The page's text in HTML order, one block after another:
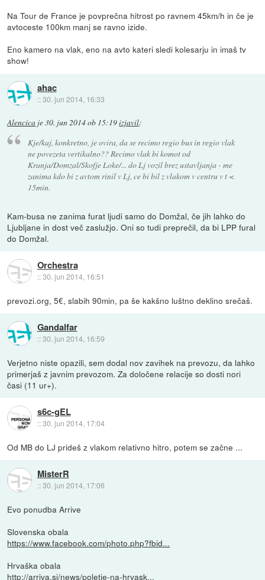
Na Tour de France je povprečna hitrost po ravnem 45km/h in če je
avtoceste 100km manj se ravno izide.
Eno kamero na vlak, eno na avto kateri sledi kolesarju in imaš tv
show!
ahac
::30. jun 2014, 16:33
Alencica je30. jun 2014 ob 15:19izjavil:
Kje/kaj, konkretno, je ovira, da se recimo regio bus in regio vlak
ne povezeta vertikalno?? Recimo vlak bi komot od
Kranja/Domzal/Skofje Loke/... do Lj vozil brez ustavljanja - me
zanima kdo bi z avtom rinil v Lj, ce bi bil z vlakom v centru v t <
15min.
Kam-busa ne zanima furat ljudi samo do Domžal, če jih lahko do
Ljubljane in dost več zaslužjo. Oni so tudi preprečil, da bi LPP fural
do Domžal.
Orchestra
::30. jun 2014, 16:51
prevozi.org, 5€, slabih 90min, pa še kakšno luštno deklino srečaš.
Gandalfar
::30. jun 2014, 16:59
Verjetno niste opazili, sem dodal nov zavihek na prevozu, da lahko
primerjaš z javnim prevozom. Za določene relacije so dosti nori
časi (11 ur+).
s6c-gEL
::30. jun 2014, 17:04
Od MB do LJ prideš z vlakom relativno hitro, potem se začne ...
MisterR
::30. jun 2014, 17:06
Evo ponudba Arrive
Slovenska obala
https://www.facebook.com/photo.php?fbid...
Hrvaška obala
http://arriva.si/news/poletje-na-hrvask...